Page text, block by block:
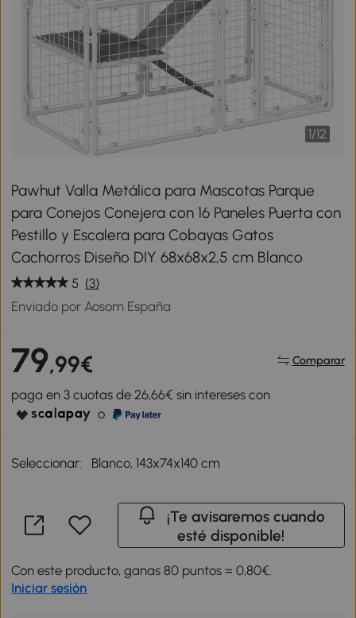
1/12
Pawhut Valla Metálica para Mascotas Parque
para Conejos Conejera con 16 Paneles Puerta con
Pestillo y Escalera para Cobayas Gatos
Cachorros Diseño DIY 68x68x2,5 cm Blanco
5 (3)
Enviado por Aosom España
79,99€ Comparar
paga en 3 cuotas de 26,66€ sin intereses con
o
Seleccionar: Blanco, 143x74x140 cm
¡Te avisaremos cuando
esté disponible!
Con este producto, ganas 80 puntos = 0,80€.
Iniciar sesión